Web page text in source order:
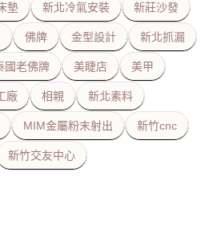
墊 新北冷氣安裝 新莊沙發
佛牌 金型設計 新北抓漏
國老佛牌 美睫店 美甲
廠 相親 新北素料
MIM金屬粉末射出 新竹cnc
新竹交友中心